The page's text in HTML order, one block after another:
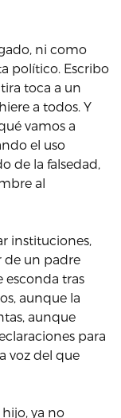
ni como
político. Escribo
toca a un
a todos. Y
vamos a
el uso
de la falsedad,
al
instituciones,
de un padre
esconda tras
aunque la
aunque
para
voz del que
ya no